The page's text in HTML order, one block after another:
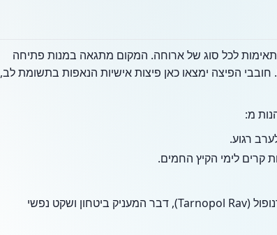
לכל סוג של ארוחה. המקום מתגאה במנות פתיחה
הפיצה ימצאו כאן פיצות אישיות הנאפות בתשומת לב,
מ:
רגוע.
קרים לימי הקיץ החמים.
מבחינת כשרות, המקום פועל תחת פיקוחו של הרב דוד באבאד, רב דטרנופול (Tarnopol Rav), דבר המעניק ביטחון ושקט נפשי